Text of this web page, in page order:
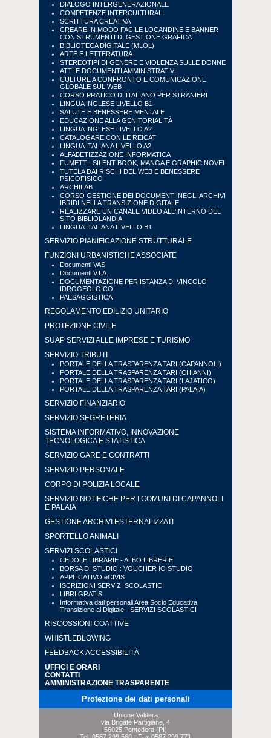
DIALOGO INTERGENERAZIONALE
COMPETENZE INTERCULTURALI
SCRITTURA CREATIVA
CREARE IN MODO FACILE LOCANDINE E BANNER
CON STRUMENTI DI GESTIONE GRAFICA
BIBLIOTECA DIGITALE (MLOL)
ARTE E LETTERATURA
STEREOTIPI DI GENERE E VIOLENZA SULLE DONNE
ATTI E DOCUMENTI AMMINISTRATIVI
CULTURE A CONFRONTO E COMUNICAZIONE
GLOBALE SUL WEB
CORSO PRATICO DI ITALIANO PER STRANIERI
LINGUA INGLESE LIVELLO B1
SALUTE E BENESSERE MENTALE
EDUCAZIONE ALLA GENITORIALITÀ
LINGUA INGLESE LIVELLO A2
CATALOGARE CON LE REICAT
LINGUA ITALIANA LIVELLO A2
ALFABETIZZAZIONE INFORMATICA
FUMETTI, SILENT BOOK, MANGA E GRAPHIC NOVEL
TUTELA DAI RISCHI DEL WEB E BENESSERE
PSICOFISICO
ARCHILAB
CORSO GESTIONE DEI DOCUMENTI NEGLI ARCHIVI
IBRIDI NELLA TRANSIZIONE DIGITALE
REALIZZARE UN CANALE VIDEO ALL'INTERNO DEL
SITO BIBLIOLANDIA
LINGUA ITALIANA LIVELLO B1
SERVIZIO PIANIFICAZIONE STRUTTURALE
FUNZIONI URBANISTICHE ASSOCIATE
Documenti VAS
Documenti V.I.A.
DOCUMENTAZIONE PER ISTANZA DI VINCOLO
IDROGEOLOICO
PAESAGGISTICA
REGOLAMENTO EDILIZIO UNITARIO
PROTEZIONE CIVILE
SUAP SERVIZI ALLE IMPRESE E TURISMO
SERVIZIO TRIBUTI
PORTALE DELLA TRASPARENZA TARI (CAPANNOLI)
PORTALE DELLA TRASPARENZA TARI (CHIANNI)
PORTALE DELLA TRASPARENZA TARI (LAJATICO)
PORTALE DELLA TRASPARENZA TARI (PALAIA)
SERVIZIO FINANZIARIO
SERVIZIO SEGRETERIA
SISTEMA INFORMATIVO, INNOVAZIONE
TECNOLOGICA E STATISTICA
SERVIZIO GARE E CONTRATTI
SERVIZIO PERSONALE
CORPO DI POLIZIA LOCALE
SERVIZIO NOTIFICHE PER I COMUNI DI CAPANNOLI
E PALAIA
GESTIONE ARCHIVI ESTERNALIZZATI
SPORTELLO ANIMALI
SERVIZI SCOLASTICI
CEDOLE LIBRARIE - ALBO LIBRERIE
BORSA DI STUDIO : VOUCHER IO STUDIO
APPLICATIVO eCIVIS
ISCRIZIONI SERVIZI SCOLASTICI
LIBRI GRATIS
Informativa dati personali Area Socio Educativa
Transizione al Digitale - SERVIZI SCOLASTICI
RISCOSSIONI COATTIVE
WHISTLEBLOWING
FEEDBACK ACCESSIBILITÀ
UFFICI E ORARI
CONTATTI
AMMINISTRAZIONE TRASPARENTE
Protezione dei dati personali
Unione Valdera
via Brigate Partigiane, 4
56025 Pontedera (PI)